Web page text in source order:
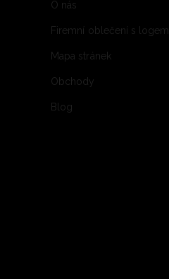
O nás
Firemní oblečení s logem
Mapa stránek
Obchody
Blog